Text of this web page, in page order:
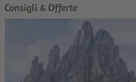
Consigli & Offerte